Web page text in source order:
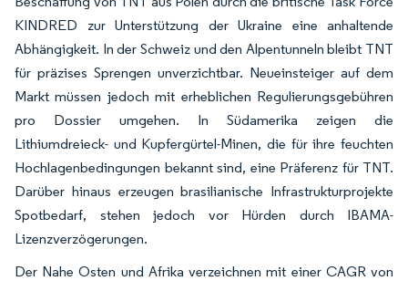
KINDRED zur Unterstützung der Ukraine eine anhaltende
Abhängigkeit. In der Schweiz und den Alpentunneln bleibt TNT
für präzises Sprengen unverzichtbar. Neueinsteiger auf dem
Markt müssen jedoch mit erheblichen Regulierungsgebühren
pro Dossier umgehen. In Südamerika zeigen die
Lithiumdreieck- und Kupfergürtel-Minen, die für ihre feuchten
Hochlagenbedingungen bekannt sind, eine Präferenz für TNT.
Darüber hinaus erzeugen brasilianische Infrastrukturprojekte
Spotbedarf, stehen jedoch vor Hürden durch IBAMA-
Lizenzverzögerungen.
Der Nahe Osten und Afrika verzeichnen mit einer CAGR von